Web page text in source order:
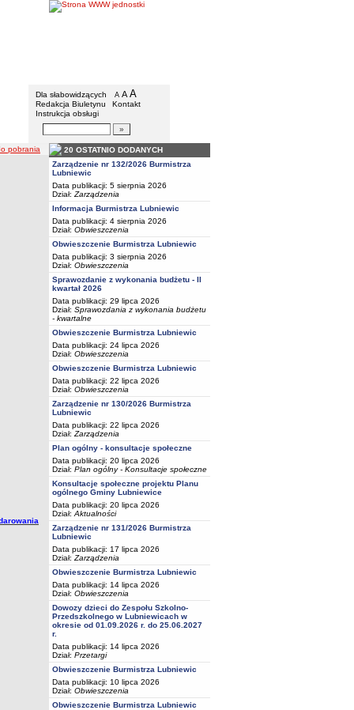
BIP - Urząd Miejski w Lubniewicach
Menu dodatkowe
Dla słabowidzących A pomniejsz czcionkę
A standardowy rozmiar czcionki
A
Redakcja Biuletynu
Kontakt
Instrukcja obsługi
Wyszukiwarka artykułów
pobrania
20 OSTATNIO DODANYCH
Zarządzenie nr 132/2026 Burmistrza
Lubniewic
Data publikacji: 5 sierpnia 2026
Dział: Zarządzenia
Informacja Burmistrza Lubniewic
Data publikacji: 4 sierpnia 2026
Dział: Obwieszczenia
Obwieszczenie Burmistrza Lubniewic
Data publikacji: 3 sierpnia 2026
Dział: Obwieszczenia
Sprawozdanie z wykonania budżetu - II
kwartał 2026
Data publikacji: 29 lipca 2026
Dział: Sprawozdania z wykonania budżetu
- kwartalne
Obwieszczenie Burmistrza Lubniewic
Data publikacji: 24 lipca 2026
Dział: Obwieszczenia
Obwieszczenie Burmistrza Lubniewic
Data publikacji: 22 lipca 2026
Dział: Obwieszczenia
Zarządzenie nr 130/2026 Burmistrza
Lubniewic
Data publikacji: 22 lipca 2026
Dział: Zarządzenia
Plan ogólny - konsultacje społeczne
Data publikacji: 20 lipca 2026
Dział: Plan ogólny - Konsultacje społeczne
Konsultacje społeczne projektu Planu
ogólnego Gminy Lubniewice
Data publikacji: 20 lipca 2026
Dział: Aktualności
Zarządzenie nr 131/2026 Burmistrza
Lubniewic
Data publikacji: 17 lipca 2026
Dział: Zarządzenia
Obwieszczenie Burmistrza Lubniewic
Data publikacji: 14 lipca 2026
Dział: Obwieszczenia
Dowozy dzieci do Zespołu Szkolno-
Przedszkolnego w Lubniewicach w
okresie od 01.09.2026 r. do 25.06.2027
r.
Data publikacji: 14 lipca 2026
Dział: Przetargi
Obwieszczenie Burmistrza Lubniewic
Data publikacji: 10 lipca 2026
Dział: Obwieszczenia
Obwieszczenie Burmistrza Lubniewic